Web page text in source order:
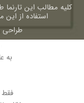
کلیه مطالب این
استفاده از
طراحی
به